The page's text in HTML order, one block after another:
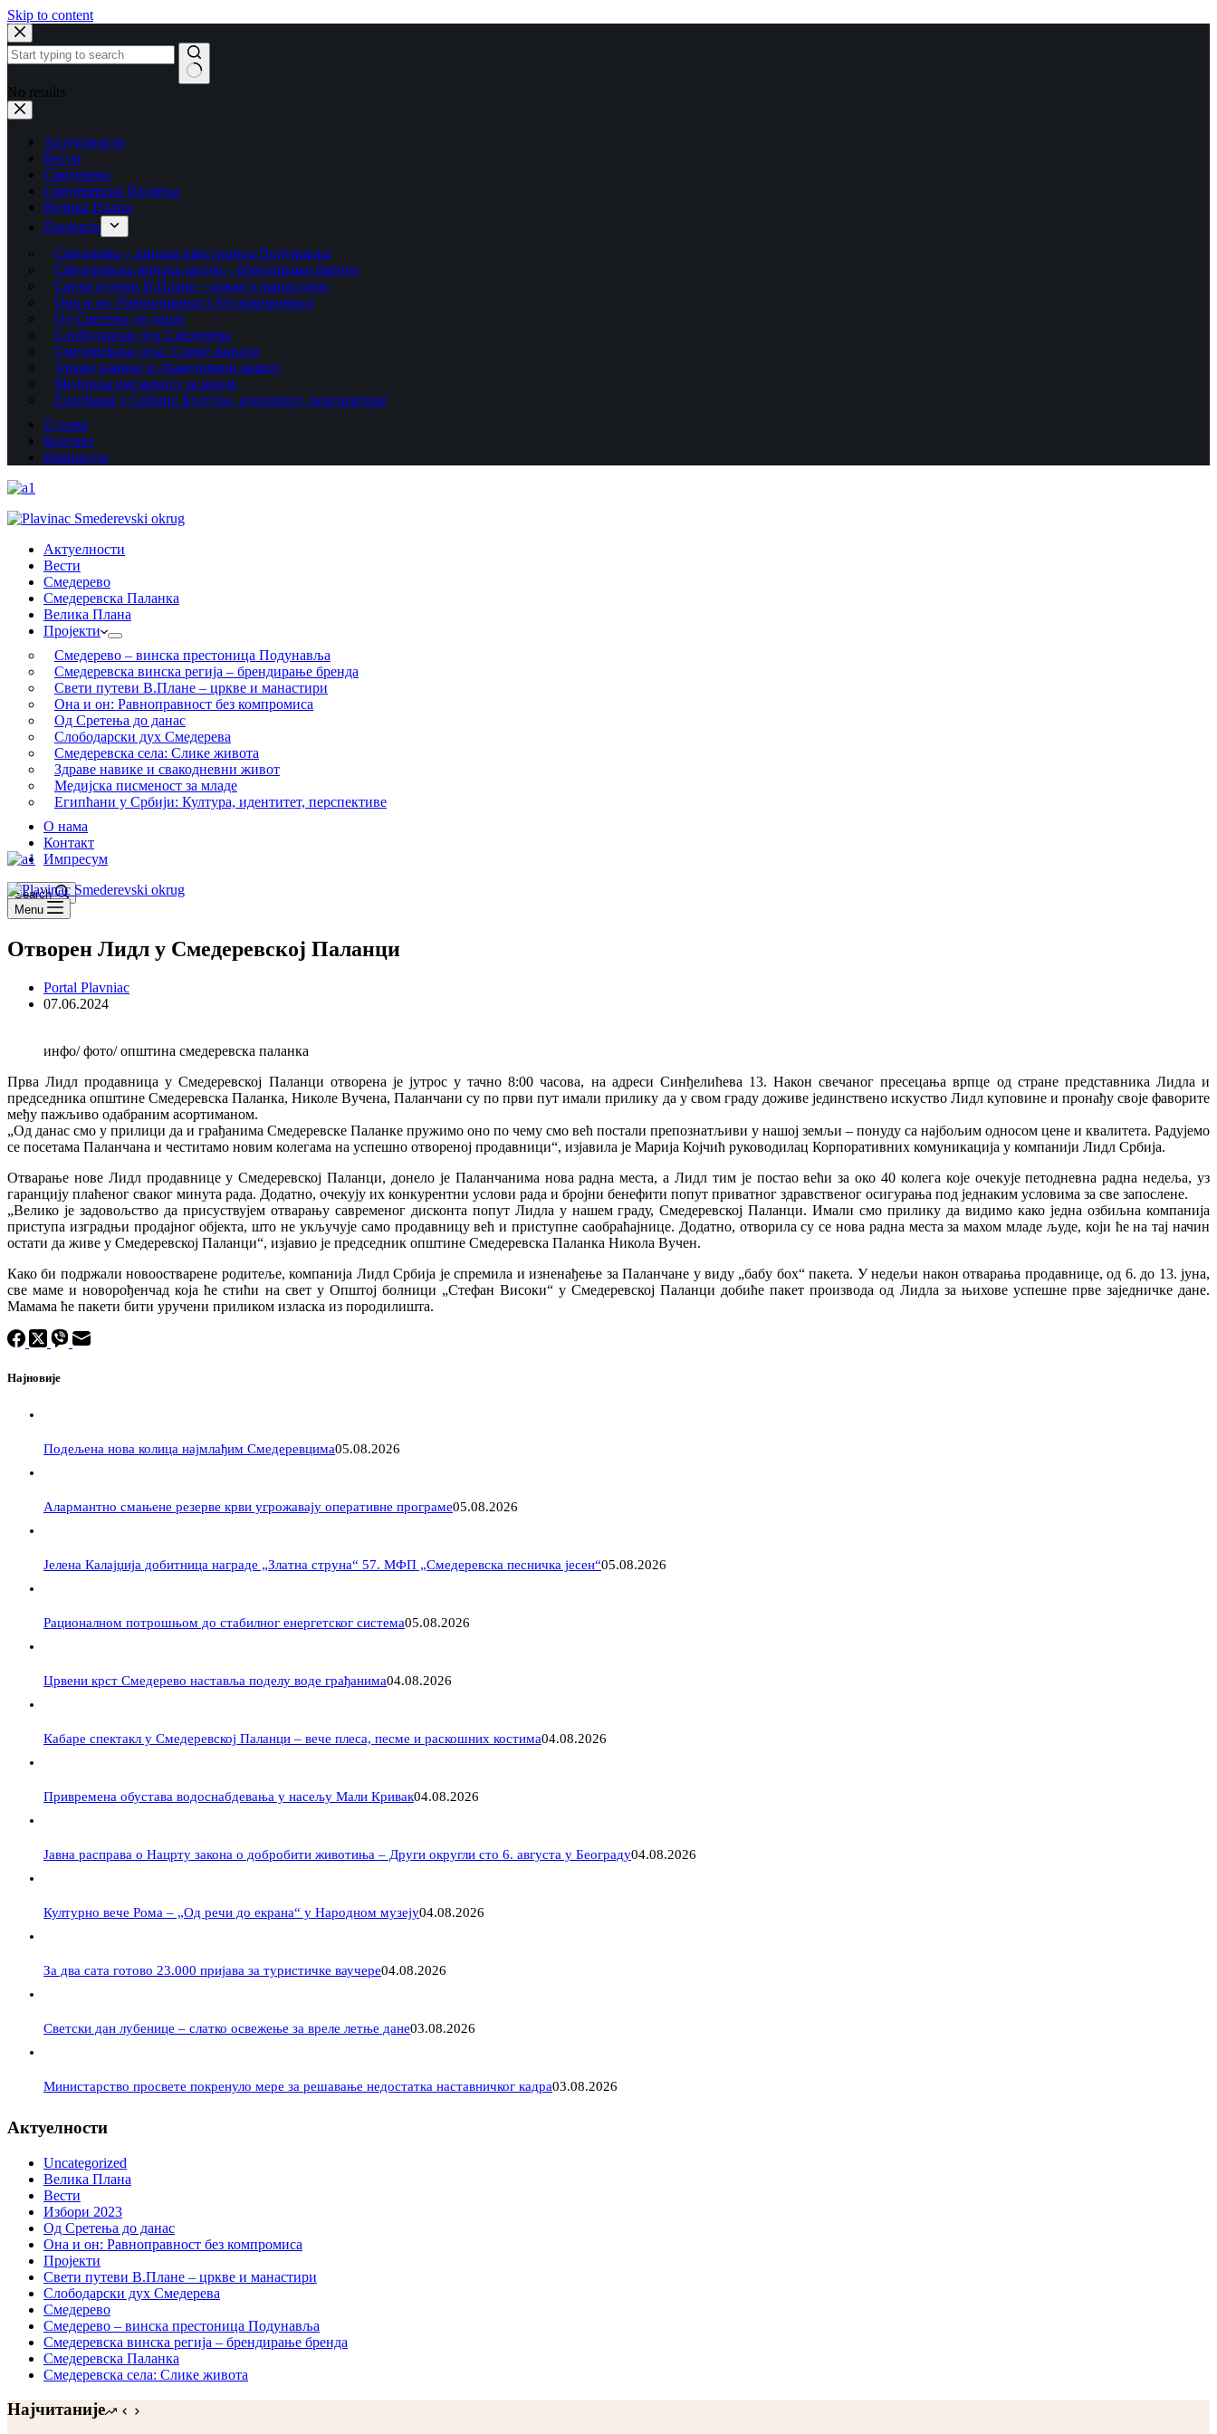
Skip to content
No results
Актуелности
Вести
Смедерево
Смедеревска Паланка
Велика Плана
Пројекти
Смедерево – винска престоница Подунавља
Смедеревска винска регија – брендирање бренда
Свети путеви В.Плане – цркве и манастири
Она и он: Равноправност без компромиса
Од Сретења до данас
Слободарски дух Смедерева
Смедеревска села: Слике живота
Здраве навике и свакодневни живот
Медијска писменост за младе
Египћани у Србији: Култура, идентитет, перспективе
О нама
Контакт
Импресум
Актуелности
Вести
Смедерево
Смедеревска Паланка
Велика Плана
Пројекти
Смедерево – винска престоница Подунавља
Смедеревска винска регија – брендирање бренда
Свети путеви В.Плане – цркве и манастири
Она и он: Равноправност без компромиса
Од Сретења до данас
Слободарски дух Смедерева
Смедеревска села: Слике живота
Здраве навике и свакодневни живот
Медијска писменост за младе
Египћани у Србији: Култура, идентитет, перспективе
О нама
Контакт
Импресум
Search
Menu
Отворен Лидл у Смедеревској Паланци
Portal Plavniac
07.06.2024
инфо/ фото/ општина смедеревска паланка
Прва Лидл продавница у Смедеревској Паланци отворена је јутрос у тачно 8:00 часова, на адреси Синђелићева 13. Након свечаног пресецања врпце од стране представника Лидла и
председника општине Смедеревска Паланка, Николе Вучена, Паланчани су по први пут имали прилику да у свом граду доживе јединствено искуство Лидл куповине и пронађу своје фаворите
међу пажљиво одабраним асортиманом.
„Од данас смо у прилици да и грађанима Смедеревске Паланке пружимо оно по чему смо већ постали препознатљиви у нашој земљи – понуду са најбољим односом цене и квалитета. Радујемо
се посетама Паланчана и честитамо новим колегама на успешно отвореној продавници“, изјавила је Марија Којчић руководилац Корпоративних комуникација у компанији Лидл Србија.
Отварање нове Лидл продавнице у Смедеревској Паланци, донело је Паланчанима нова радна места, а Лидл тим је постао већи за око 40 колега које очекује петодневна радна недеља, уз
гаранцију плаћеног сваког минута рада. Додатно, очекују их конкурентни услови рада и бројни бенефити попут приватног здравственог осигурања под једнаким условима за све запослене.
„Велико је задовољство да присуствујем отварању савременог дисконта попут Лидла у нашем граду, Смедеревској Паланци. Имали смо прилику да видимо како једна озбиљна компанија
приступа изградњи продајног објекта, што не укључује само продавницу већ и приступне саобраћајнице. Додатно, отворила су се нова радна места за махом младе људе, који ће на тај начин
остати да живе у Смедеревској Паланци“, изјавио је председник општине Смедеревска Паланка Никола Вучен.
Како би подржали новоостварене родитеље, компанија Лидл Србија је спремила и изненађење за Паланчане у виду „бабy боx“ пакета. У недељи након отварања продавнице, од 6. до 13. јуна,
све маме и новорођенчад која ће стићи на свет у Општој болници „Стефан Високи“ у Смедеревској Паланци добиће пакет производа од Лидла за њихове успешне прве заједничке дане.
Мамама ће пакети бити уручени приликом изласка из породилишта.
Најновије
Подељена нова колица најмлађим Смедеревцима05.08.2026
Алармантно смањене резерве крви угрожавају оперативне програме05.08.2026
Јелена Калајџија добитница награде „Златна струна“ 57. МФП „Смедеревска песничка јесен“05.08.2026
Рационалном потрошњом до стабилног енергетског система05.08.2026
Црвени крст Смедерево наставља поделу воде грађанима04.08.2026
Кабаре спектакл у Смедеревској Паланци – вече плеса, песме и раскошних костима04.08.2026
Привремена обустава водоснабдевања у насељу Мали Кривак04.08.2026
Јавна расправа о Нацрту закона о добробити животиња – Други округли сто 6. августа у Београду04.08.2026
Културно вече Рома – „Од речи до екрана“ у Народном музеју04.08.2026
За два сата готово 23.000 пријава за туристичке ваучере04.08.2026
Светски дан лубенице – слатко освежење за вреле летње дане03.08.2026
Министарство просвете покренуло мере за решавање недостатка наставничког кадра03.08.2026
Актуелности
Uncategorized
Велика Плана
Вести
Избори 2023
Од Сретења до данас
Она и он: Равноправност без компромиса
Пројекти
Свети путеви В.Плане – цркве и манастири
Слободарски дух Смедерева
Смедерево
Смедерево – винска престоница Подунавља
Смедеревска винска регија – брендирање бренда
Смедеревска Паланка
Смедеревска села: Слике живота
Најчитаније